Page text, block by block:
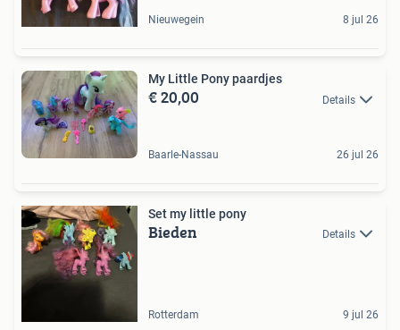
Nieuwegein 8 jul 26
My Little Pony paardjes
€ 20,00 Details
Baarle-Nassau 26 jul 26
Set my little pony
Bieden Details
Rotterdam 9 jul 26